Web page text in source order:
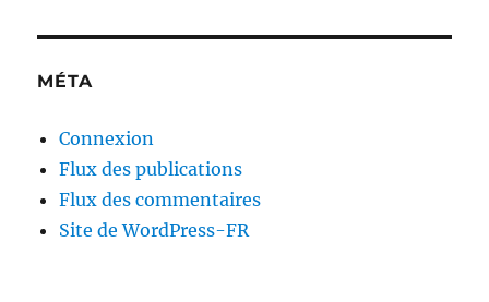
MÉTA
Connexion
Flux des publications
Flux des commentaires
Site de WordPress-FR